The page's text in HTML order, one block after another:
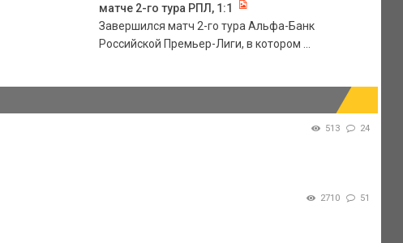
матче 2-го тура РПЛ, 1:1
Завершился матч 2-го тура Альфа-Банк
Российской Премьер-Лиги, в котором ...
513 24
2710 51